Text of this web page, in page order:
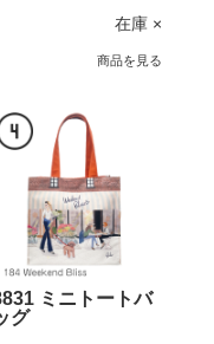
在庫 ×
商品を見る
ミニトートバ
グ